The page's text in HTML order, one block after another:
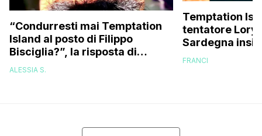
“Condurresti mai Temptation
Island al posto di Filippo
Bisciglia?”, la risposta di
Karina Cascella: “Andrei di
ALESSIA S.
Temptation
tentatore Lory
Sardegna
fidanzate (e
FRANCI